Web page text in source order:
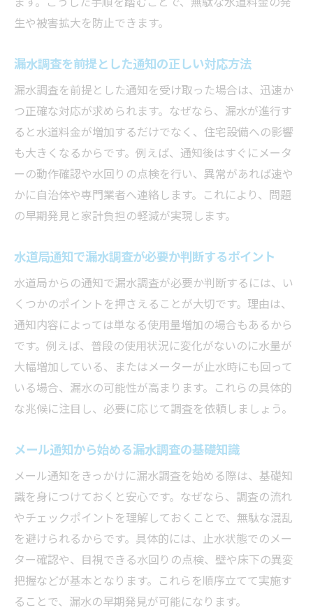
生や被害拡大を防止できます。
漏水調査を前提とした通知の正しい対応方法
漏水調査を前提とした通知を受け取った場合は、迅速か
つ正確な対応が求められます。なぜなら、漏水が進行す
ると水道料金が増加するだけでなく、住宅設備への影響
も大きくなるからです。例えば、通知後はすぐにメータ
ーの動作確認や水回りの点検を行い、異常があれば速や
かに自治体や専門業者へ連絡します。これにより、問題
の早期発見と家計負担の軽減が実現します。
水道局通知で漏水調査が必要か判断するポイント
水道局からの通知で漏水調査が必要か判断するには、い
くつかのポイントを押さえることが大切です。理由は、
通知内容によっては単なる使用量増加の場合もあるから
です。例えば、普段の使用状況に変化がないのに水量が
大幅増加している、またはメーターが止水時にも回って
いる場合、漏水の可能性が高まります。これらの具体的
な兆候に注目し、必要に応じて調査を依頼しましょう。
メール通知から始める漏水調査の基礎知識
メール通知をきっかけに漏水調査を始める際は、基礎知
識を身につけておくと安心です。なぜなら、調査の流れ
やチェックポイントを理解しておくことで、無駄な混乱
を避けられるからです。具体的には、止水状態でのメー
ター確認や、目視できる水回りの点検、壁や床下の異変
把握などが基本となります。これらを順序立てて実施す
ることで、漏水の早期発見が可能になります。